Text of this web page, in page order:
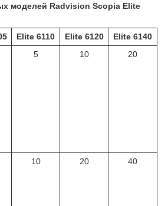
моделей Radvision Scopia Elite
Elite 6110 Elite 6120
Elite 6140
5 10 20
10 20 40